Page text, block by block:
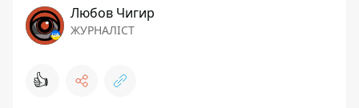
Любов Чигир
ЖУРНАЛІСТ
👍